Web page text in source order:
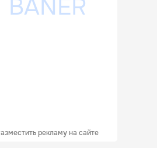
рекламу на сайте